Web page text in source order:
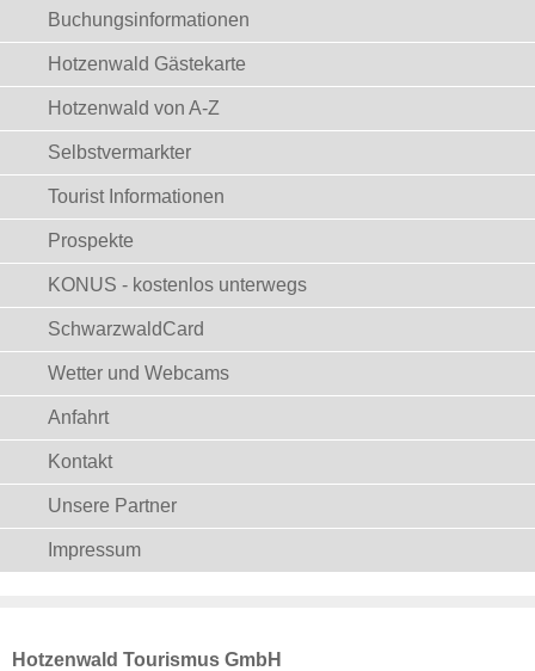
Buchungsinformationen
Hotzenwald Gästekarte
Hotzenwald von A-Z
Selbstvermarkter
Tourist Informationen
Prospekte
KONUS - kostenlos unterwegs
SchwarzwaldCard
Wetter und Webcams
Anfahrt
Kontakt
Unsere Partner
Impressum
Hotzenwald Tourismus GmbH